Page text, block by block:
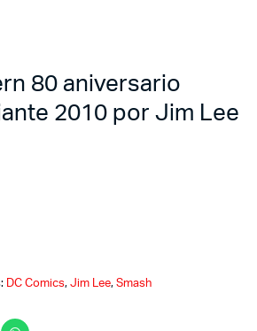
80 aniversario
2010 por Jim Lee
DC Comics,Jim Lee, Smash